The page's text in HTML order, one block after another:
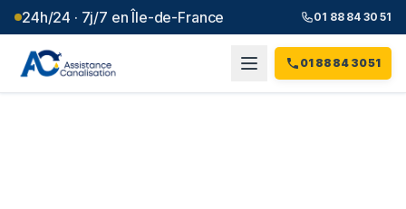
24h/24 · 7j/7 en Île-de-France 01 88 84 30 51
01 88 84 30 51